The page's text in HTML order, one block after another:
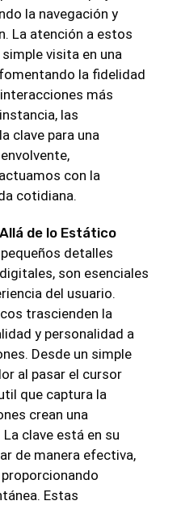
la navegación y
La atención a estos
visita en una
la fidelidad
más
las
clave para una
con la
cotidiana.
de lo Estático
detalles
son esenciales
del usuario.
trascienden la
y personalidad a
Desde un simple
al pasar el cursor
que captura la
crean una
clave está en su
de manera efectiva,
Estas